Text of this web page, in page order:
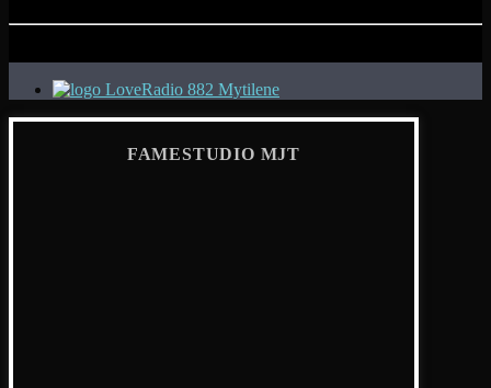
LoveRadio 882 Mytilene
FAMESTUDIO MJT